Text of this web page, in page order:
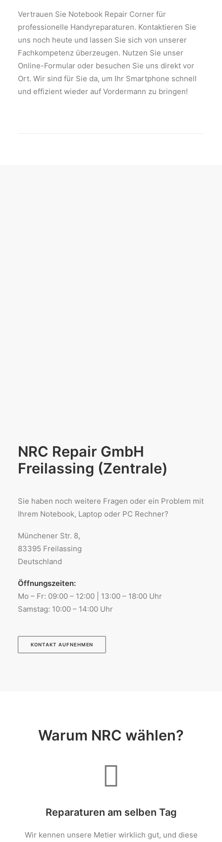
Vertrauen Sie Notebook Repair Corner für
professionelle Handyreparaturen. Kontaktieren Sie
uns noch heute und lassen Sie sich von unserer
Fachkompetenz überzeugen. Nutzen Sie unser
Online-Formular oder besuchen Sie uns direkt vor
Ort. Wir sind für Sie da, um Ihr Smartphone schnell
und effizient wieder auf Vordermann zu bringen!
NRC Repair GmbH
Freilassing (Zentrale)
Sie haben noch weitere Fragen oder ein Problem mit
Ihrem Notebook, Laptop oder PC Rechner?
Münchener Str. 8,
83395 Freilassing
Deutschland
Öffnungszeiten:
Mo – Fr: 09:00 – 12:00 | 13:00 – 18:00 Uhr
Samstag: 10:00 – 14:00 Uhr
KONTAKT AUFNEHMEN
Warum NRC wählen?
Reparaturen am selben Tag
Wir kennen unsere Metier wirklich gut, und diese